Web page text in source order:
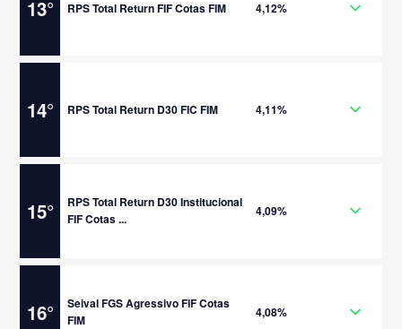
13° RPS Total Return FIF Cotas FIM 4,12%
14° RPS Total Return D30 FIC FIM 4,11%
15°
RPS Total Return D30 Institucional
FIF Cotas ...
4,09%
16°
Seival FGS Agressivo FIF Cotas
FIM
4,08%